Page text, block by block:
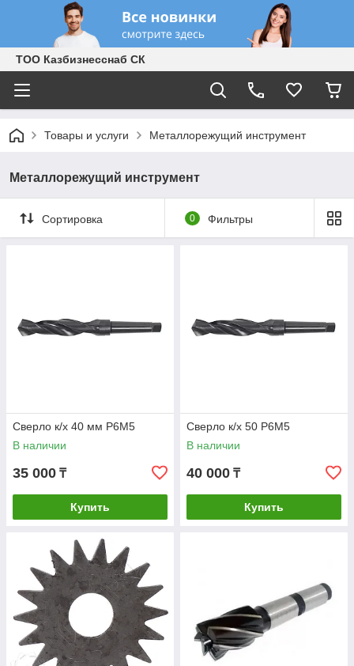
ТОО Казбизнесснаб СК
Товары и услуги Металлорежущий инструмент
Металлорежущий инструмент
Сортировка 0 Фильтры
Сверло к/х 40 мм Р6М5
В наличии
35 000 ₸
Купить
Сверло к/х 50 Р6М5
В наличии
40 000 ₸
Купить